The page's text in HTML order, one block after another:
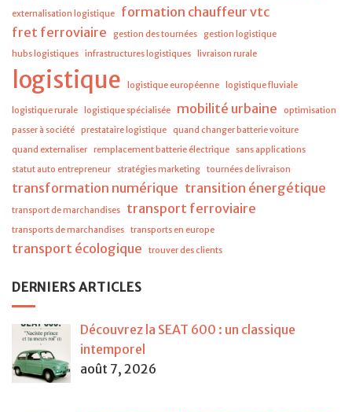
externalisation logistique
formation chauffeur vtc
fret ferroviaire
gestion des tournées
gestion logistique
hubs logistiques
infrastructures logistiques livraison rurale
logistique logistique européenne logistique fluviale
logistique rurale logistique spécialisée mobilité urbaine
optimisation
passer à société
prestataire logistique
quand changer batterie voiture
quand externaliser
remplacement batterie électrique
sans applications
statut auto entrepreneur
stratégies marketing tournées de livraison
transformation numérique transition énergétique
transport de marchandises transport ferroviaire
transports de marchandises transports en europe
transport écologique trouver des clients
DERNIERS ARTICLES
Découvrez la SEAT 600 : un classique
intemporel
août 7, 2026